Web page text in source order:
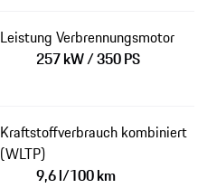
Leistung Verbrennungsmotor
257 kW / 350 PS
Kraftstoffverbrauch kombiniert
(WLTP)
9,6 l/100 km